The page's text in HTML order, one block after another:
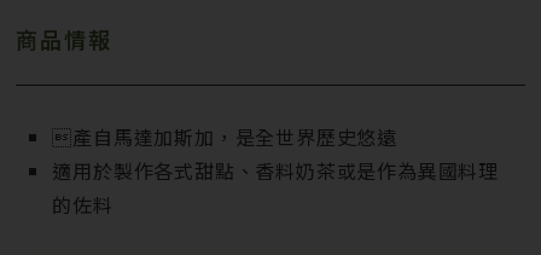
商品情報
產自馬達加斯加，是全世界歷史悠遠
適用於製作各式甜點、香料奶茶或是作為異國料理
的佐料